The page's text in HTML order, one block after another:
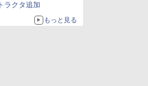
ラクタ追加
もっと見る